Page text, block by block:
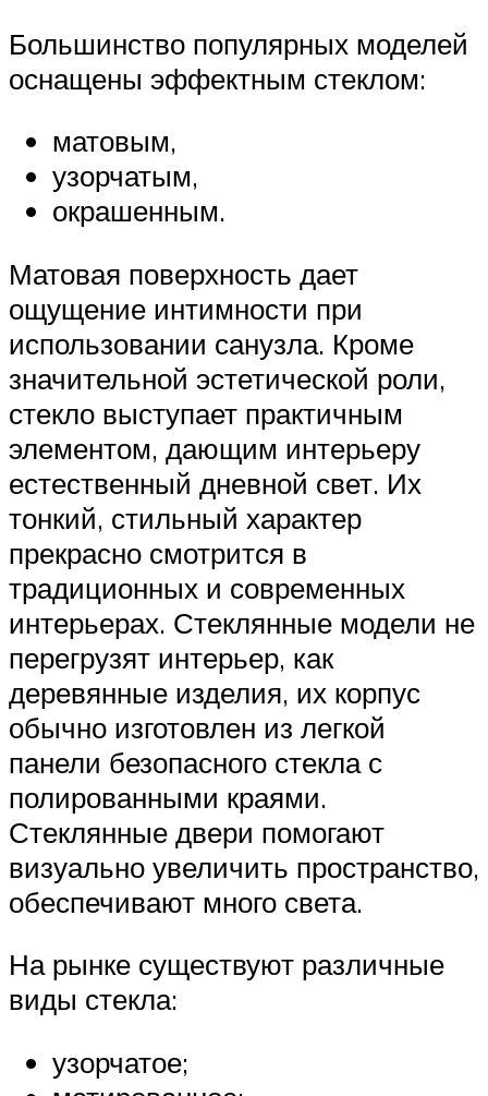
Большинство популярных моделей
оснащены эффектным стеклом:
матовым,
узорчатым,
окрашенным.
Матовая поверхность дает
ощущение интимности при
использовании санузла. Кроме
значительной эстетической роли,
стекло выступает практичным
элементом, дающим интерьеру
естественный дневной свет. Их
тонкий, стильный характер
прекрасно смотрится в
традиционных и современных
интерьерах. Стеклянные модели не
перегрузят интерьер, как
деревянные изделия, их корпус
обычно изготовлен из легкой
панели безопасного стекла с
полированными краями.
Стеклянные двери помогают
визуально увеличить пространство,
обеспечивают много света.
На рынке существуют различные
виды стекла:
узорчатое;